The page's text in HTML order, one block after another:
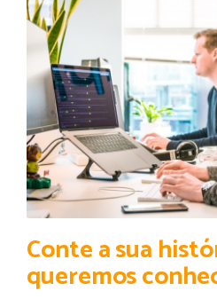
Conte a sua
queremos